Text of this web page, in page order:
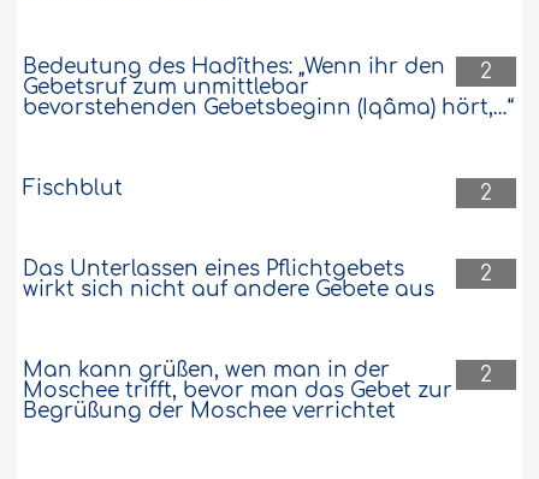
2
Bedeutung des Hadîthes: „Wenn ihr den
Gebetsruf zum unmittlebar
bevorstehenden Gebetsbeginn (Iqâma) hört,…“
2
Fischblut
2
Das Unterlassen eines Pflichtgebets
wirkt sich nicht auf andere Gebete aus
2
Man kann grüßen, wen man in der
Moschee trifft, bevor man das Gebet zur
Begrüßung der Moschee verrichtet